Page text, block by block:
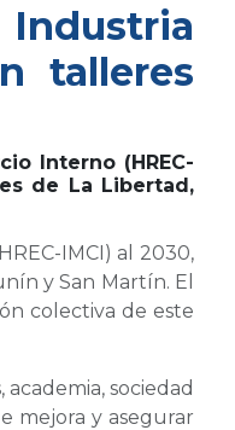
talleres
Interno (HREC-
de La Libertad,
IMCI) al 2030,
y San Martín. El
colectiva de este
sociedad
mejora y asegurar